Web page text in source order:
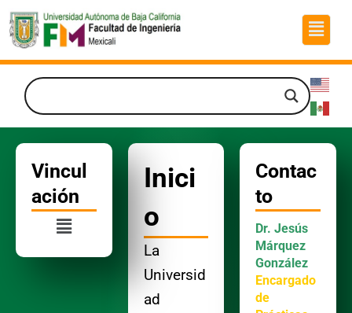
al
contenido
Menú
Vincul
ación
Menú
Inici
o
La
Universid
ad
Contac
to
Dr. Jesús
Márquez
González
Encargado
de